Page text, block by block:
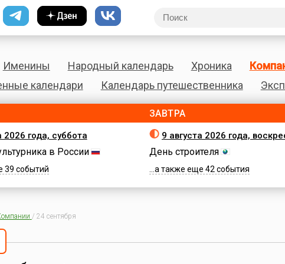
Именины Народный календарь Хроника
календари
Календарь путешественника
2026 года, суббота
в России
39 событий
ЗАВТРА
9 августа 2026 года,
День строителя
...а также еще 42 события
/ 24 сентября